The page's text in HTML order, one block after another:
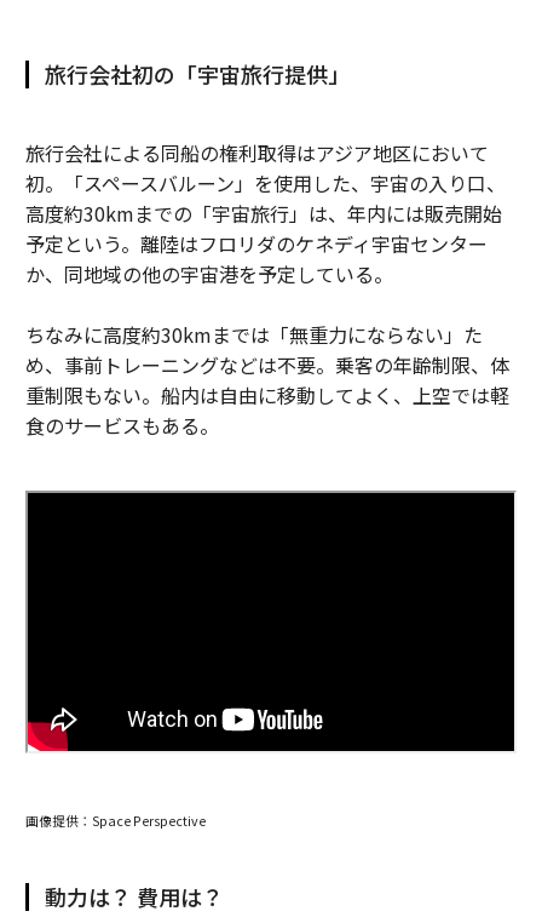
旅行会社初の「宇宙旅行提供」
旅行会社による同船の権利取得はアジア地区において
初。「スペースバルーン」を使用した、宇宙の入り口、
高度約30kmまでの「宇宙旅行」は、年内には販売開始
予定という。離陸はフロリダのケネディ宇宙センター
か、同地域の他の宇宙港を予定している。
ちなみに高度約30kmまでは「無重力にならない」た
め、事前トレーニングなどは不要。乗客の年齢制限、体
重制限もない。船内は自由に移動してよく、上空では軽
食のサービスもある。
画像提供：Space Perspective
動力は？ 費用は？